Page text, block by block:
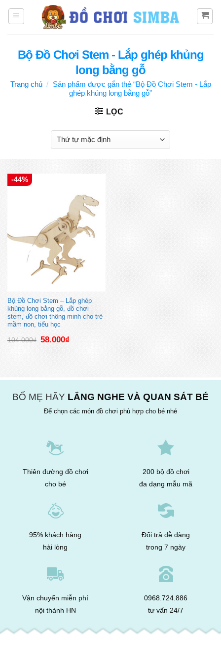
Bộ Đồ Chơi Stem - Lắp ghép khủng
long bằng gỗ
Trang chủ / Sản phẩm được gắn thẻ “Bộ Đồ Chơi Stem - Lắp
ghép khủng long bằng gỗ”
LỌC
-44%
Bộ Đồ Chơi Stem – Lắp ghép
khủng long bằng gỗ, đồ chơi
stem, đồ chơi thông minh cho trẻ
mầm non, tiểu học
104.000₫ Giá
gốc
58.000₫Giá
hiện
BỐ MẸ HÃY LẮNG NGHE VÀ QUAN SÁT BÉ
Để chọn các món đồ chơi phù hợp cho bé nhé
Thiên đường đồ chơi
cho bé
200 bộ đồ chơi
đa dạng mẫu mã
95% khách hàng
hài lòng
Đổi trả dễ dàng
trong 7 ngày
Vận chuyển miễn phí
nội thành HN
0968.724.886
tư vấn 24/7